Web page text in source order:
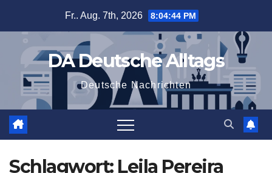
Fr.. Aug. 7th, 2026 8:04:44 PM
DA Deutsche Alltags
Deutsche Nachrichten
Schlagwort: Leila Pereira